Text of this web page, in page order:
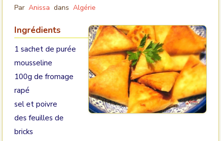
Par Anissa dans Algérie
Ingrédients
1 sachet de purée
mousseline
100g de fromage
rapé
sel et poivre
des feuilles de
bricks